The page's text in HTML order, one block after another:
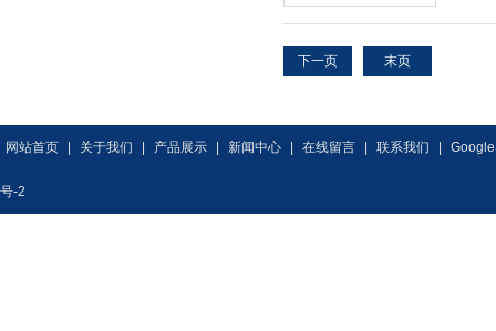
下一页 末页
网站首页 关于我们 产品展示 新闻中心 在线留言 联系我们
号-2